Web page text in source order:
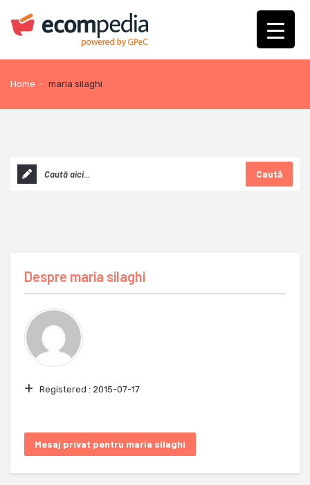
Home - maria silaghi
Caută
Despre maria silaghi
Registered : 2015-07-17
Mesaj privat pentru maria silaghi